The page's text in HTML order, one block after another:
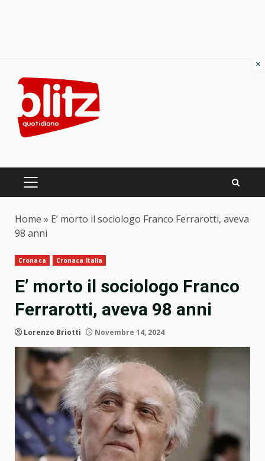
content
PRIMARY
Home » E’ morto il sociologo Franco Ferrarotti, aveva
98 anni
Cronaca Cronaca Italia
E’ morto il sociologo Franco
Ferrarotti, aveva 98 anni
Lorenzo Briotti Novembre 14, 2024
×